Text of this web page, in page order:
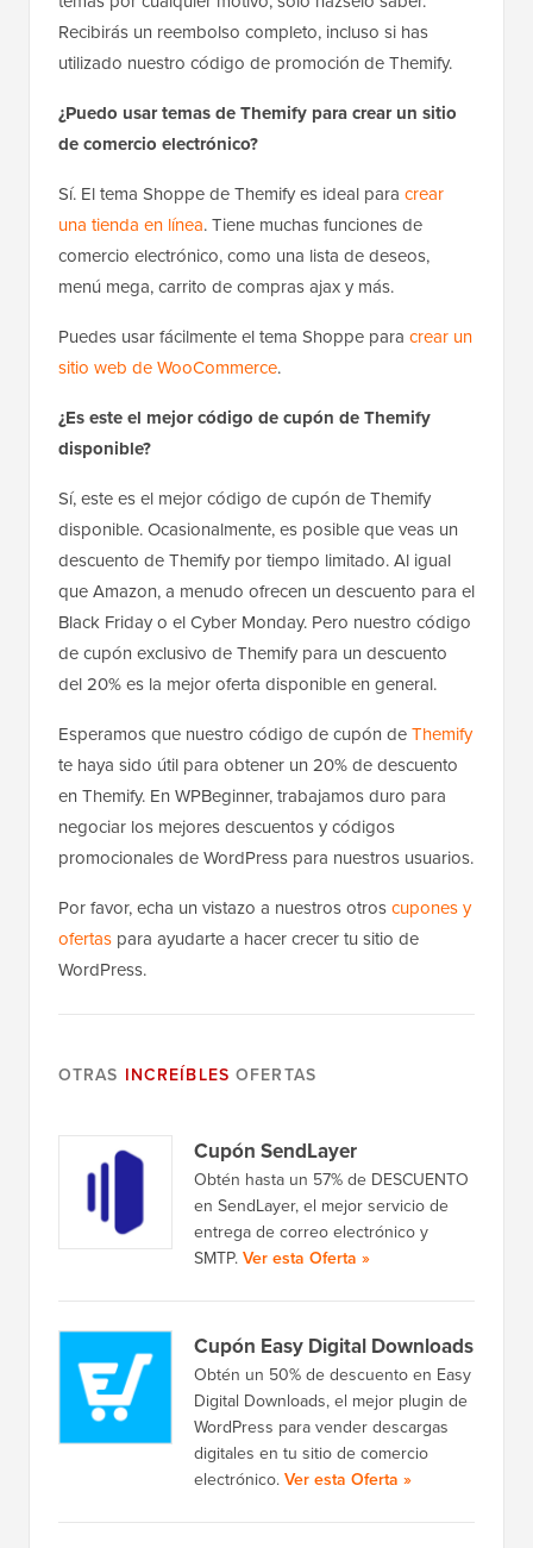
Recibirás un reembolso completo, incluso si has
utilizado nuestro código de promoción de Themify.
¿Puedo usar temas de Themify para crear un sitio
de comercio electrónico?
Sí. El tema Shoppe de Themify es ideal para crear
una tienda en línea. Tiene muchas funciones de
comercio electrónico, como una lista de deseos,
menú mega, carrito de compras ajax y más.
Puedes usar fácilmente el tema Shoppe para crear un
sitio web de WooCommerce.
¿Es este el mejor código de cupón de Themify
disponible?
Sí, este es el mejor código de cupón de Themify
disponible. Ocasionalmente, es posible que veas un
descuento de Themify por tiempo limitado. Al igual
que Amazon, a menudo ofrecen un descuento para el
Black Friday o el Cyber Monday. Pero nuestro código
de cupón exclusivo de Themify para un descuento
del 20% es la mejor oferta disponible en general.
Esperamos que nuestro código de cupón deThemify
te haya sido útil para obtener un 20% de descuento
en Themify. En WPBeginner, trabajamos duro para
negociar los mejores descuentos y códigos
promocionales de WordPress para nuestros usuarios.
Por favor, echa un vistazo a nuestros otroscupones y
ofertas para ayudarte a hacer crecer tu sitio de
WordPress.
OTRAS INCREÍBLES OFERTAS
Cupón SendLayer
Obtén hasta un 57% de DESCUENTO
en SendLayer, el mejor servicio de
entrega de correo electrónico y
SMTP.Ver esta Oferta »
Cupón Easy Digital Downloads
Obtén un 50% de descuento en Easy
Digital Downloads, el mejor plugin de
WordPress para vender descargas
digitales en tu sitio de comercio
electrónico.Ver esta Oferta »